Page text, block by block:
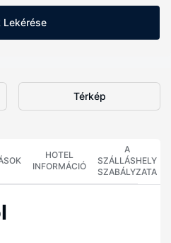
Lekérése
Térkép
HOTEL
INFORMÁCIÓ
A
SZÁLLÁSHELY
SZABÁLYZATA